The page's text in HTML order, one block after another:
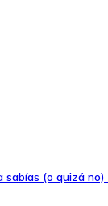
(o quizá no)